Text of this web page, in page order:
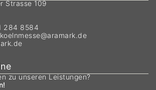
Strasse 109
284 8584
zu unseren Leistungen?